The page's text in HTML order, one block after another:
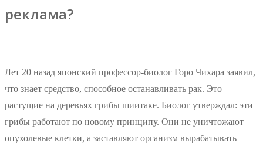
реклама?
Лет 20 назад японский профессор-биолог Горо Чихара заявил,
что знает средство, способное останавливать рак. Это –
растущие на деревьях грибы шиитаке. Биолог утверждал: эти
грибы работают по новому принципу. Они не уничтожают
опухолевые клетки, а заставляют организм вырабатывать